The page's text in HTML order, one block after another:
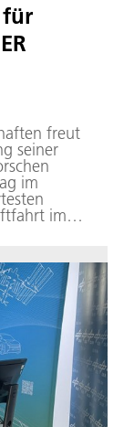
für
freut
seiner
im
im